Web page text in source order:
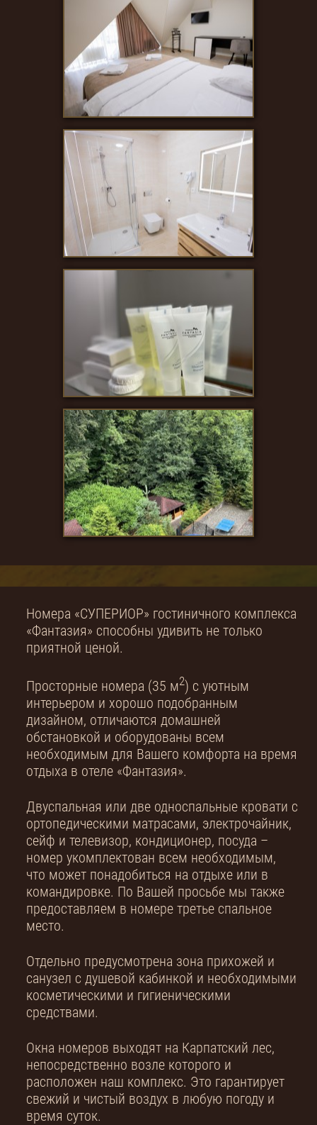
Номера «СУПЕРИОР» гостиничного комплекса
«Фантазия» способны удивить не только
приятной ценой.
Просторные номера (35 м2) с уютным
интерьером и хорошо подобранным
дизайном, отличаются домашней
обстановкой и оборудованы всем
необходимым для Вашего комфорта на время
отдыха в отеле «Фантазия».
Двуспальная или две односпальные кровати с
ортопедическими матрасами, электрочайник,
сейф и телевизор, кондиционер, посуда –
номер укомплектован всем необходимым,
что может понадобиться на отдыхе или в
командировке. По Вашей просьбе мы также
предоставляем в номере третье спальное
место.
Отдельно предусмотрена зона прихожей и
санузел с душевой кабинкой и необходимыми
косметическими и гигиеническими
средствами.
Окна номеров выходят на Карпатский лес,
непосредственно возле которого и
расположен наш комплекс. Это гарантирует
свежий и чистый воздух в любую погоду и
время суток.